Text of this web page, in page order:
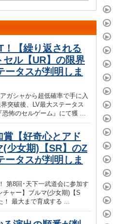
！【繰り返される
ル【UR】の限界
ータスが判明しま
ガシャから超低確率で手に入
突破後、LV最大ステータス
怖のセルゲーム』にて獲 ...
【好奇心とアド
少女期)【SR】のZ
ータスが判明しま
第8回･天下一武道会に参加す
ャー】ブルマ(少女期)【S
！ 最大まで育成する ...